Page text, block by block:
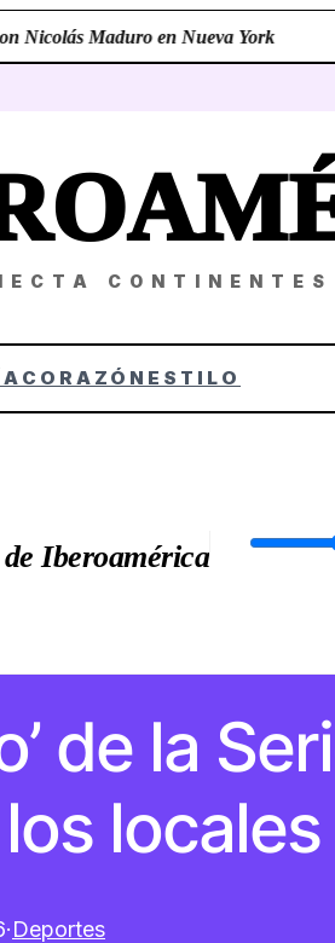
Maduro en Nueva York
CONTINENTES
CORAZÓN ESTILO
Iberoamérica
de la
locales
·Deportes